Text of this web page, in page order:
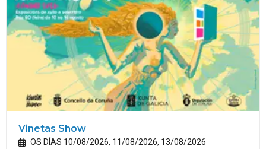
Viñetas Show
OS DÍAS 10/08/2026, 11/08/2026, 13/08/2026